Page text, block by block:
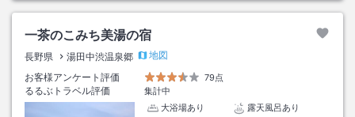
一茶のこみち美湯の宿
長野県 湯田中渋温泉郷
地図
お客様アンケート評価
79点
るるぶトラベル評価
集計中
大浴場あり
露天風呂あり